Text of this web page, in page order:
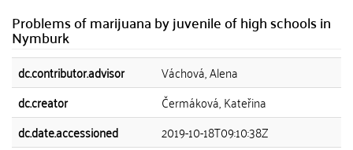
Problems of marijuana by juvenile of high schools in
Nymburk
dc.contributor.advisor
Váchová, Alena
dc.creator
Čermáková, Kateřina
dc.date.accessioned
2019-10-18T09:10:38Z